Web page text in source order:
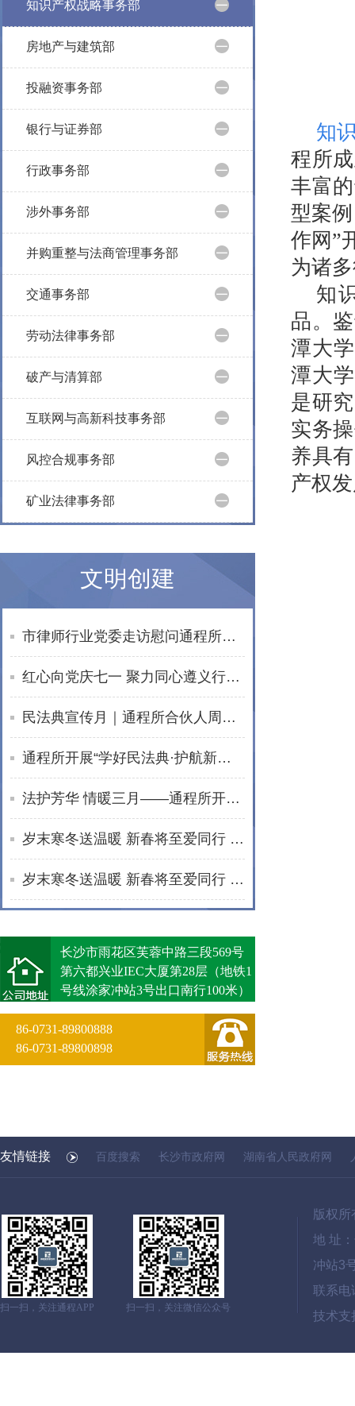
知识产权战略事务部
房地产与建筑部
投融资事务部
银行与证券部
行政事务部
涉外事务部
并购重整与法商管理事务部
交通事务部
劳动法律事务部
破产与清算部
互联网与高新科技事务部
风控合规事务部
矿业法律事务部
文明创建
市律师行业党委走访慰问通程所老党员文星民律师
红心向党庆七一 聚力同心遵义行——湖南通程律师事务所党总支赴遵义开展红色教育活动
民法典宣传月｜通程所合伙人周波开展普法宣讲活动
通程所开展“学好民法典·护航新生活”普法进社区活动
法护芳华 情暖三月——通程所开展2026年“三八维权周”普法宣传活动纪实
岁末寒冬送温暖 新春将至爱同行 | 通程“小蓓蕾”公益项目2025年走访纪实
岁末寒冬送温暖 新春将至爱同行 | 通程“小蓓蕾”公益项目2025年走访纪实
长沙市雨花区芙蓉中路三段569号
第六都兴业IEC大厦第28层（地铁1
号线涂家冲站3号出口南行100米）
86-0731-89800888
86-0731-89800898
知
程所
丰富
型案
作网”
为诸
知
品。
潭大
潭大
是研
实务
养具
产权
友情链接 百度搜索 长沙市政府网 湖南省人民政府网
扫一扫，关注通程APP 扫一扫，关注微信公众号
版权
地 址
冲站3
联系电
技术支